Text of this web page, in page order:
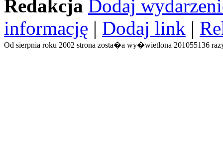
Redakcja Dodaj
informację | Dodaj link |
Od sierpnia roku 2002 strona zosta�a wy�wietlona 201055136